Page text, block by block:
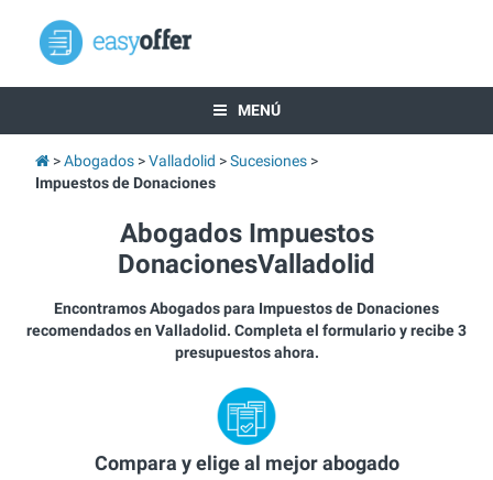
MENÚ
Abogados Valladolid
Sucesiones
Impuestos de Donaciones
Abogados Impuestos
DonacionesValladolid
Encontramos Abogados para Impuestos de Donaciones
recomendados en Valladolid. Completa el formulario y recibe 3
presupuestos ahora.
Compara y elige al mejor abogado